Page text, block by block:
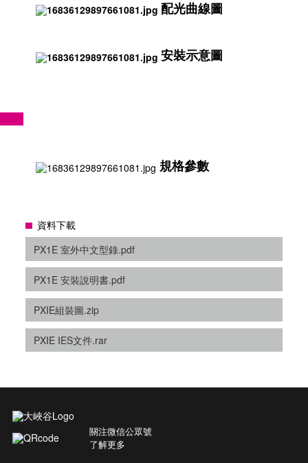
配光曲線圖
安裝示意圖
規格參數
資料下載
PX1E 室外中文型錄.pdf
PX1E 安裝說明書.pdf
PXIE組裝圖.zip
PXIE IES文件.rar
關注微信公眾號
了解更多